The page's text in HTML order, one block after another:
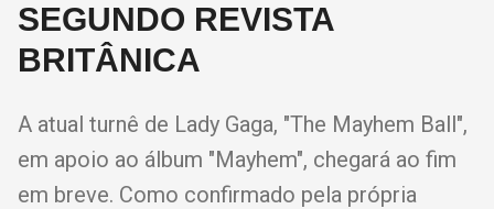
SEGUNDO REVISTA
BRITÂNICA
A atual turnê de Lady Gaga, "The Mayhem Ball",
em apoio ao álbum "Mayhem", chegará ao fim
em breve. Como confirmado pela própria